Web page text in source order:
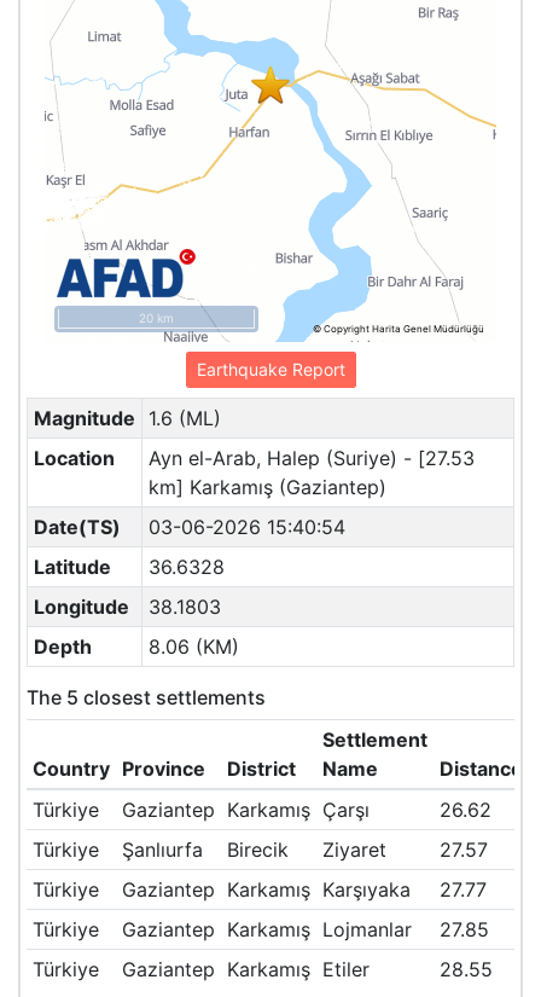
© Copyright Harita Genel Müdürlüğü
20 km
Earthquake Report
Magnitude
1.6 (ML)
Location
Ayn el-Arab, Halep (Suriye) - [27.53
km] Karkamış (Gaziantep)
Date(TS)
03-06-2026 15:40:54
Latitude
36.6328
Longitude
38.1803
Depth
8.06 (KM)
The 5 closest settlements
Country Province District
Settlement
Name
Türkiye
Gaziantep Karkamış Çarşı
26.62
Türkiye
Şanlıurfa Birecik Ziyaret
27.57
Türkiye
Gaziantep Karkamış Karşıyaka
27.77
Türkiye
Gaziantep Karkamış Lojmanlar
27.85
Türkiye
Gaziantep Karkamış Etiler 28.55